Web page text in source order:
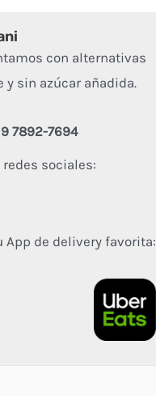
con alternativas
y sin azúcar añadida.
7892-7694
sociales:
App de delivery favorita: